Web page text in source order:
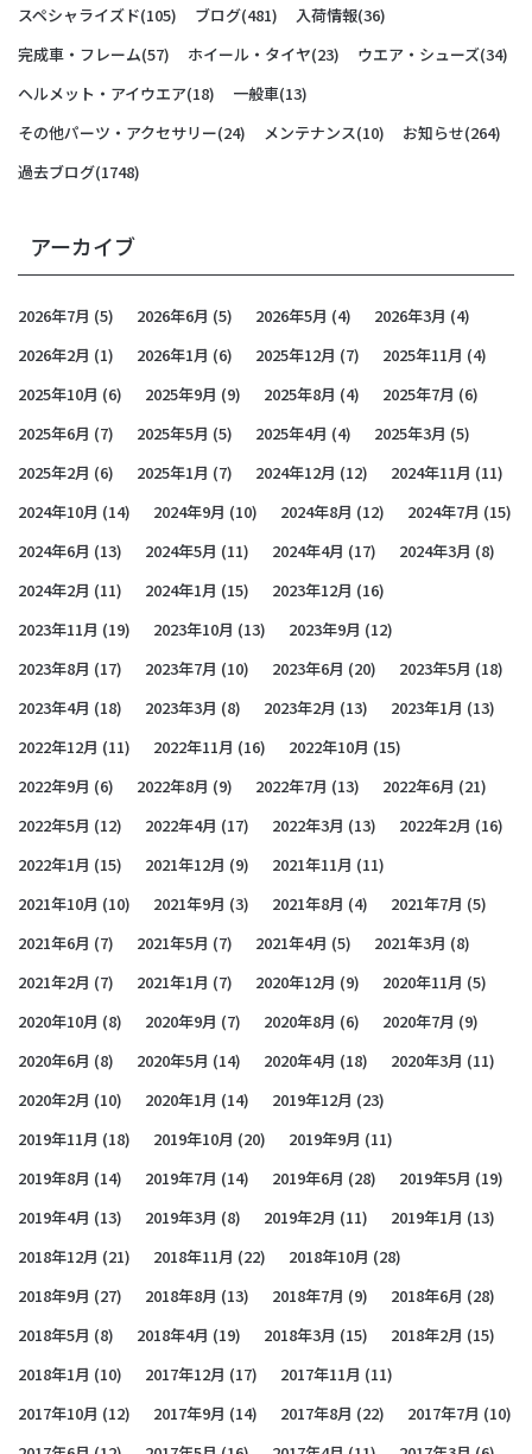
スペシャライズド(105) ブログ(481) 入荷情報(36)
完成車・フレーム(57) ホイール・タイヤ(23) ウエア・シューズ(34)
ヘルメット・アイウエア(18) 一般車(13)
その他パーツ・アクセサリー(24) メンテナンス(10) お知らせ(264)
過去ブログ(1748)
アーカイブ
2026年7月 (5) 2026年6月 (5) 2026年5月 (4) 2026年3月 (4)
2026年2月 (1) 2026年1月 (6) 2025年12月 (7) 2025年11月 (4)
2025年10月 (6) 2025年9月 (9) 2025年8月 (4) 2025年7月 (6)
2025年6月 (7) 2025年5月 (5) 2025年4月 (4) 2025年3月 (5)
2025年2月 (6) 2025年1月 (7) 2024年12月 (12) 2024年11月 (11)
2024年10月 (14) 2024年9月 (10) 2024年8月 (12) 2024年7月 (15)
2024年6月 (13) 2024年5月 (11) 2024年4月 (17) 2024年3月 (8)
2024年2月 (11) 2024年1月 (15) 2023年12月 (16)
2023年11月 (19) 2023年10月 (13) 2023年9月 (12)
2023年8月 (17) 2023年7月 (10) 2023年6月 (20) 2023年5月 (18)
2023年4月 (18) 2023年3月 (8) 2023年2月 (13) 2023年1月 (13)
2022年12月 (11) 2022年11月 (16) 2022年10月 (15)
2022年9月 (6) 2022年8月 (9) 2022年7月 (13) 2022年6月 (21)
2022年5月 (12) 2022年4月 (17) 2022年3月 (13) 2022年2月 (16)
2022年1月 (15) 2021年12月 (9) 2021年11月 (11)
2021年10月 (10) 2021年9月 (3) 2021年8月 (4) 2021年7月 (5)
2021年6月 (7) 2021年5月 (7) 2021年4月 (5) 2021年3月 (8)
2021年2月 (7) 2021年1月 (7) 2020年12月 (9) 2020年11月 (5)
2020年10月 (8) 2020年9月 (7) 2020年8月 (6) 2020年7月 (9)
2020年6月 (8) 2020年5月 (14) 2020年4月 (18) 2020年3月 (11)
2020年2月 (10) 2020年1月 (14) 2019年12月 (23)
2019年11月 (18) 2019年10月 (20) 2019年9月 (11)
2019年8月 (14) 2019年7月 (14) 2019年6月 (28) 2019年5月 (19)
2019年4月 (13) 2019年3月 (8) 2019年2月 (11) 2019年1月 (13)
2018年12月 (21) 2018年11月 (22) 2018年10月 (28)
2018年9月 (27) 2018年8月 (13) 2018年7月 (9) 2018年6月 (28)
2018年5月 (8) 2018年4月 (19) 2018年3月 (15) 2018年2月 (15)
2018年1月 (10) 2017年12月 (17) 2017年11月 (11)
2017年10月 (12) 2017年9月 (14) 2017年8月 (22) 2017年7月 (10)